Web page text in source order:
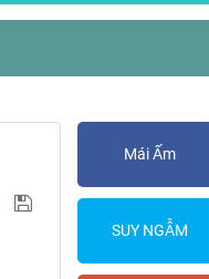
Mái Ấm
SUY NGẪM